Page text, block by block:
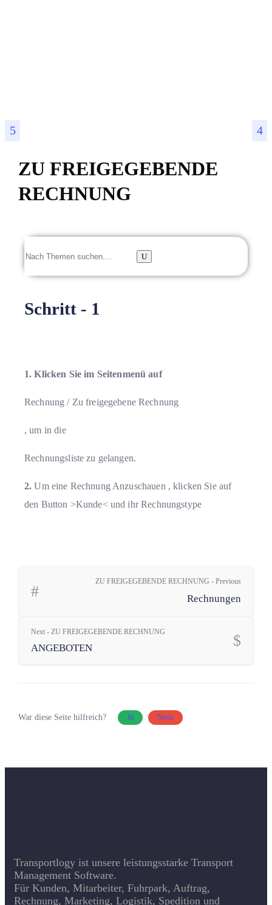
ZU FREIGEGEBENDE
RECHNUNG
Schritt - 1
1. Klicken Sie im Seitenmenü auf
Rechnung / Zu freigegebene Rechnung
, um in die
Rechnungsliste zu gelangen.
2. Um eine Rechnung Anzuschauen , klicken Sie auf
den Button >Kunde< und ihr Rechnungstype
ZU FREIGEGEBENDE RECHNUNG - Previous
Rechnungen
Next - ZU FREIGEGEBENDE RECHNUNG
ANGEBOTEN
War diese Seite hilfreich? Ja Nein
Transportlogy ist unsere leistungsstarke Transport
Management Software.
Für Kunden, Mitarbeiter, Fuhrpark, Auftrag,
Rechnung, Marketing, Logistik, Spedition und